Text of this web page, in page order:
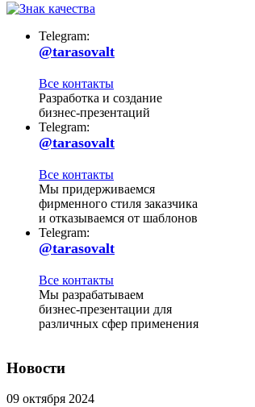
Telegram:
@tarasovalt
Все контакты
Разработка и создание
бизнес-презентаций
Telegram:
@tarasovalt
Все контакты
Мы придерживаемся
фирменного стиля заказчика
и отказываемся от шаблонов
Telegram:
@tarasovalt
Все контакты
Мы разрабатываем
бизнес-презентации для
различных сфер применения
Новости
09 октября 2024